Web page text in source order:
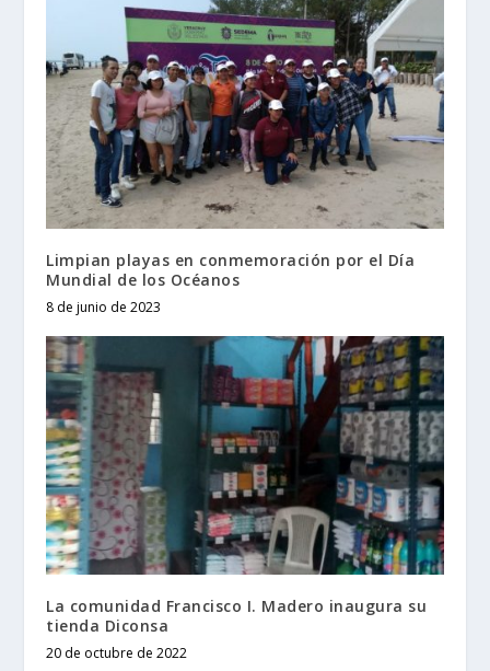
Limpian playas en conmemoración por el Día
Mundial de los Océanos
8 de junio de 2023
La comunidad Francisco I. Madero inaugura su
tienda Diconsa
20 de octubre de 2022